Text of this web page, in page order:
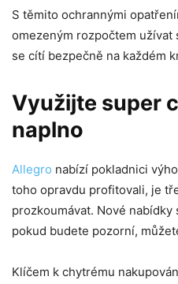
S těmito ochrannými
omezeným rozpočtem užívat
se cítí bezpečně na každém
Využijte super
naplno
Allegro nabízí pokladnici
toho opravdu profitovali, je
prozkoumávat. Nové
pokud budete pozorní,
Klíčem k chytrému